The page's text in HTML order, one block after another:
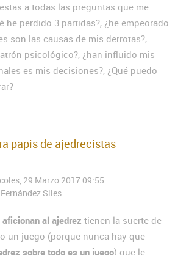
a todas las preguntas que me
he perdido 3 partidas?, ¿he empeorado
son las causas de mis derrotas?,
psicológico?, ¿han influido mis
es mis decisiones?, ¿Qué puedo
papis de ajedrecistas
29 Marzo 2017 09:55
Siles
aficionan al ajedrez tienen la suerte de
un juego (porque nunca hay que
sobre todo es un juego) que le